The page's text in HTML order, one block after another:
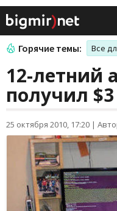
Горячие темы: Все
12-летний
получил
25 октября 2010, 17:20 |